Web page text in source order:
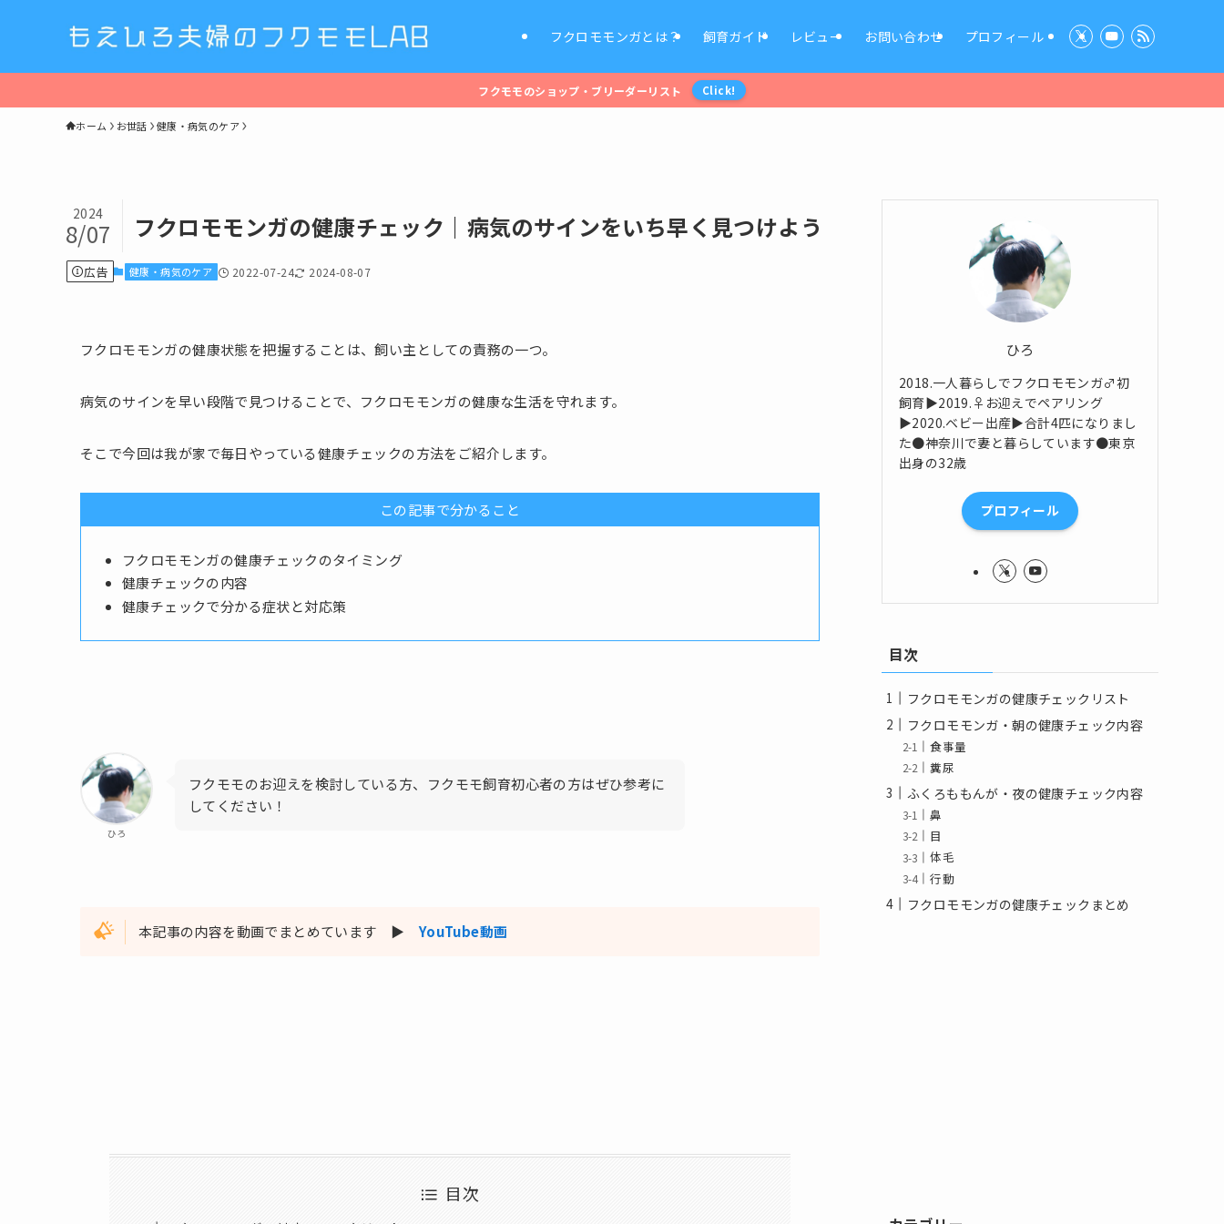
フクロモモンガとは？ 飼育ガイド レビュー お問い合わせ プロフィール
フクモモのショップ・ブリーダーリスト Click!
ホーム お世話 健康・病気のケア
フクロモモンガの健康チェック｜病気のサインをいち早く見つけよう
2024
8/07
広告 健康・病気のケア 2022-07-24 2024-08-07
フクロモモンガの健康状態を把握することは、飼い主としての責務の一つ。
病気のサインを早い段階で見つけることで、フクロモモンガの健康な生活を守れます。
そこで今回は我が家で毎日やっている健康チェックの方法をご紹介します。
この記事で分かること
フクロモモンガの健康チェックのタイミング
健康チェックの内容
健康チェックで分かる症状と対応策
ひろ
フクモモのお迎えを検討している方、フクモモ飼育初心者の方はぜひ参考に
してください！
本記事の内容を動画でまとめています ▶️YouTube動画
目次
ひろ
2018.一人暮らしでフクロモモンガ♂初
飼育▶2019.♀お迎えでペアリング
▶2020.ベビー出産▶合計4匹になりまし
た●神奈川で妻と暮らしています●東京
出身の32歳
プロフィール
目次
フクロモモンガの健康チェックリスト
フクロモモンガ・朝の健康チェック内容
食事量
糞尿
ふくろももんが・夜の健康チェック内容
鼻
目
体毛
行動
フクロモモンガの健康チェックまとめ